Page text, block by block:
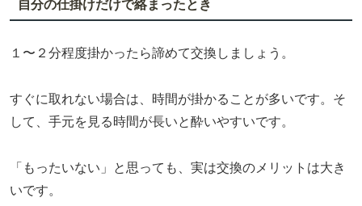
自分の仕掛けだけで絡まったとき
１〜２分程度掛かったら諦めて交換しましょう。
すぐに取れない場合は、時間が掛かることが多いです。そ
して、手元を見る時間が長いと酔いやすいです。
「もったいない」と思っても、実は交換のメリットは大き
いです。